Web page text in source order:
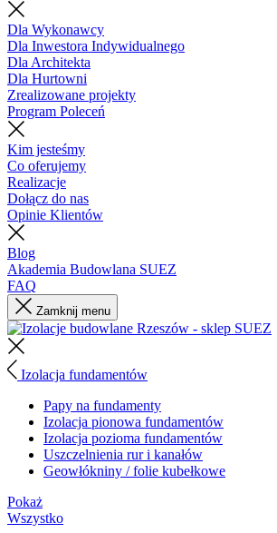
Dla Wykonawcy
Dla Inwestora Indywidualnego
Dla Architekta
Dla Hurtowni
Zrealizowane projekty
Program Poleceń
Kim jesteśmy
Co oferujemy
Realizacje
Dołącz do nas
Opinie Klientów
Blog
Akademia Budowlana SUEZ
FAQ
Zamknij menu
Izolacja fundamentów
Papy na fundamenty
Izolacja pionowa fundamentów
Izolacja pozioma fundamentów
Uszczelnienia rur i kanałów
Geowłókniny / folie kubełkowe
Pokaż
Wszystko